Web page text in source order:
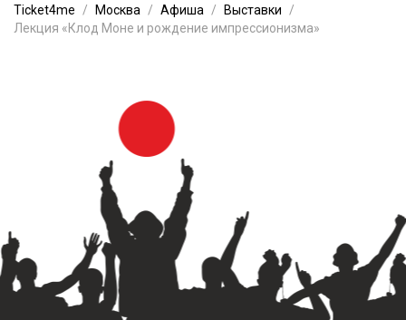
Ticket4me Москва Афиша
Выставки
Лекция «Клод Моне и рождение импрессионизма»